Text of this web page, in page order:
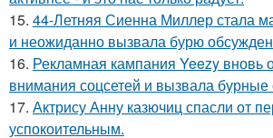
15. 44-Летняя Сиенна Миллер стала
и неожиданно вызвала бурю
16. Рекламная кампания Yeezy вновь
внимания соцсетей и вызвала
17. Актрису Анну казючиц спасли от
успокоительным.